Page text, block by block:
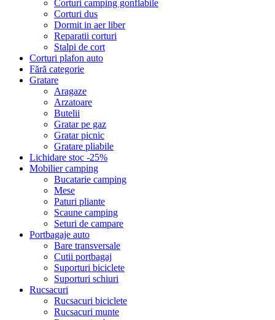
Corturi camping gonflabile
Corturi dus
Dormit in aer liber
Reparatii corturi
Stalpi de cort
Corturi plafon auto
Fără categorie
Gratare
Aragaze
Arzatoare
Butelii
Gratar pe gaz
Gratar picnic
Gratare pliabile
Lichidare stoc -25%
Mobilier camping
Bucatarie camping
Mese
Paturi pliante
Scaune camping
Seturi de campare
Portbagaje auto
Bare transversale
Cutii portbagaj
Suporturi biciclete
Suporturi schiuri
Rucsacuri
Rucsacuri biciclete
Rucsacuri munte